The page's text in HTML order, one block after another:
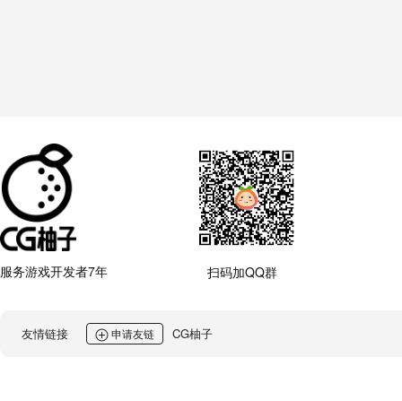
服务游戏开发者7年 扫码加QQ群
友情链接 申请友链 CG柚子